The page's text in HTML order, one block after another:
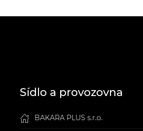
Sídlo a provozovna
BAKARA PLUS s.r.o.